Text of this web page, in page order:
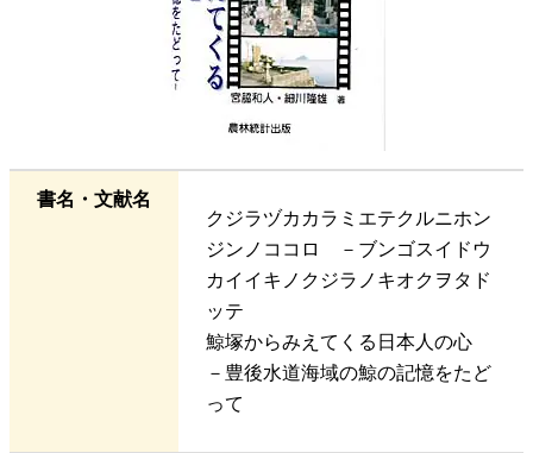
書名・文献名
クジラヅカカラミエテクルニホン
ジンノココロ －ブンゴスイドウ
カイイキノクジラノキオクヲタド
ッテ
鯨塚からみえてくる日本人の心
－豊後水道海域の鯨の記憶をたど
って